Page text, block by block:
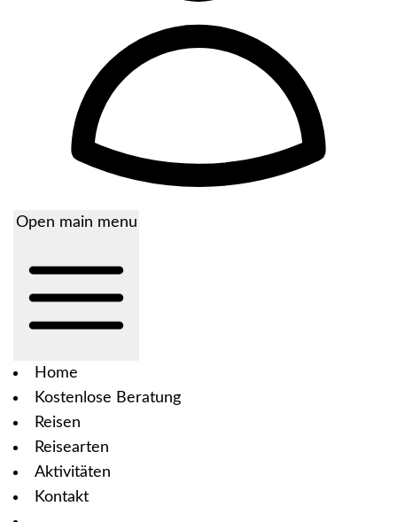
Open main menu
Home
Kostenlose Beratung
Reisen
Reisearten
Aktivitäten
Kontakt